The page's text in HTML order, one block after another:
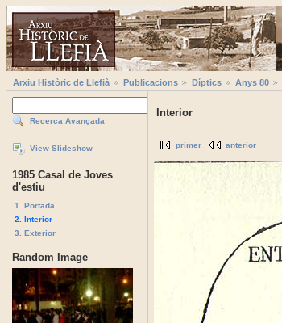
Arxiu Històric de Llefià Publicacions Díptics Anys 80
Recerca Avançada
View Slideshow
1985 Casal de Joves
d'estiu
1. Portada
2. Interior
3. Exterior
Random Image
Interior
primer anterior